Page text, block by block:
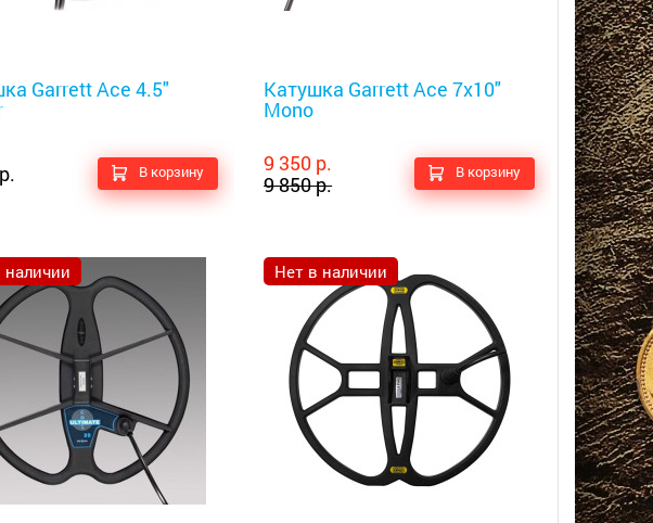
Garrett Ace 4.5"
В корзину
Катушка Garrett Ace 7x10"
Mono
9 350 р.
9 850 р.
В корзину
наличии Нет в наличии